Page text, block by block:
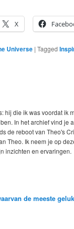
X
Universe |Tagged
hij die ik was voordat ik
In het archief vind je
de reboot van Theo's
Theo. Ik neem je op
inzichten en ervaringen.
de meeste